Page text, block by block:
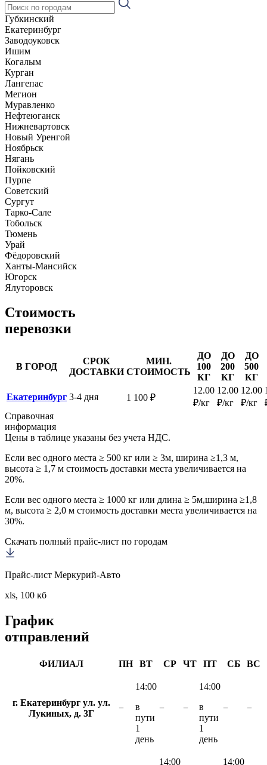
Губкинский
Екатеринбург
Заводоуковск
Ишим
Когалым
Курган
Лангепас
Мегион
Муравленко
Нефтеюганск
Нижневартовск
Новый Уренгой
Ноябрьск
Нягань
Пойковский
Пурпе
Советский
Сургут
Тарко-Сале
Тобольск
Тюмень
Урай
Фёдоровский
Ханты-Мансийск
Югорск
Ялуторовск
Стоимость
перевозки
В ГОРОД
СРОК
ДОСТАВКИ
МИН.
СТОИМОСТЬ
ДО
100
КГ
ДО
200
КГ
ДО
500
КГ
Екатеринбург 3-4 дня 1 100 ₽
12.00
₽/кг
12.00
₽/кг
12.00
₽/кг
Справочная
информация
Цены в таблице указаны без учета НДС.
Если вес одного места ≥ 500 кг или ≥ 3м, ширина ≥1,3 м,
высота ≥ 1,7 м стоимость доставки места увеличивается на
20%.
Если вес одного места ≥ 1000 кг или длина ≥ 5м,ширина ≥1,8
м, высота ≥ 2,0 м стоимость доставки места увеличивается на
30%.
Скачать полный прайс-лист по городам
Прайс-лист Меркурий-Авто
xls, 100 кб
График
отправлений
ФИЛИАЛ ПН ВТ СР ЧТ ПТ СБ ВС
г. Екатеринбург ул. ул.
Лукиных, д. 3Г
−
14:00
в
пути
1
день
− −
14:00
в
пути
1
день
− −
14:00
14:00